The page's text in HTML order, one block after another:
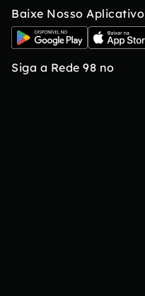
Baixe Nosso Aplicativo
Siga a Rede 98 no